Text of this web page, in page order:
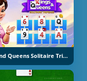
Kings And Queens Solitaire Tripeaks